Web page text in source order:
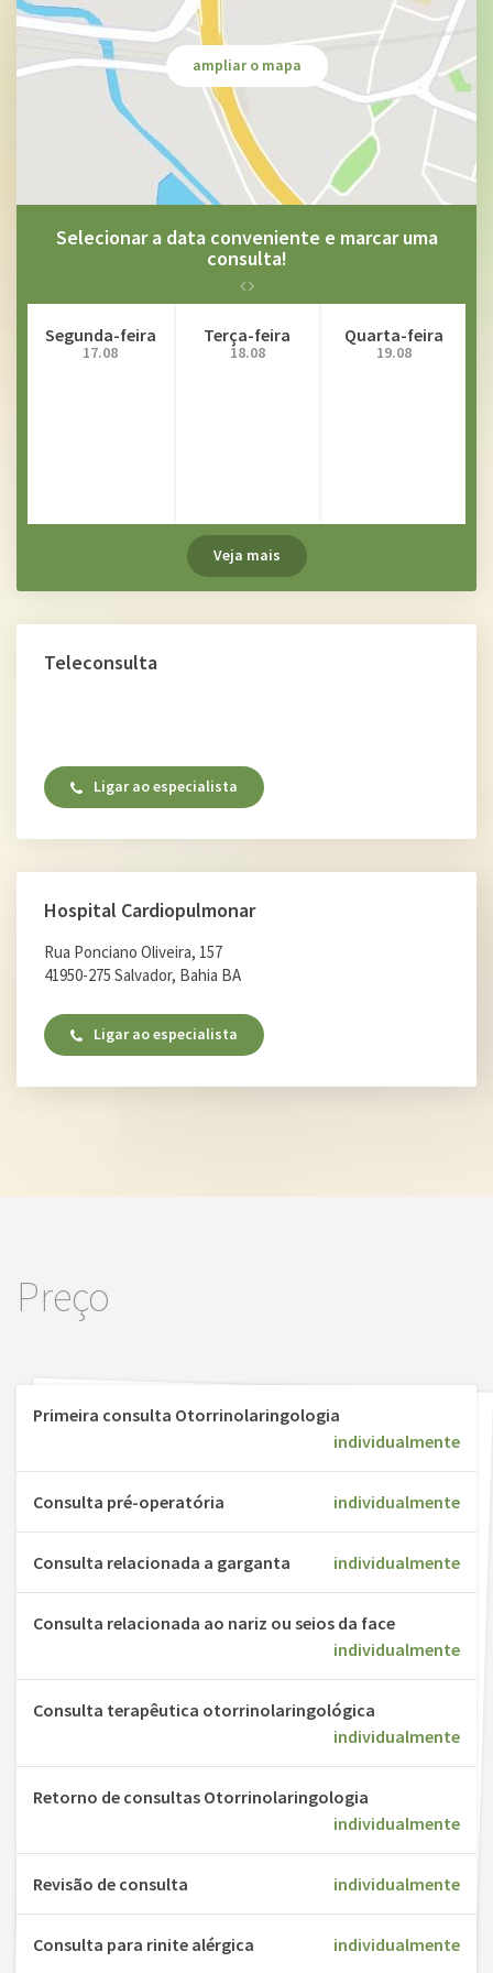
Disfonía
Distúrbios Da Voz
engasgos
Tosse
Colesteatoma Da Orelha Média
Distúrbios do olfato
hiposmia
ampliar o mapa
Selecionar a data conveniente e marcar uma
consulta!
Segunda-feira
17.08
Terça-feira
18.08
Quarta-feira
19.08
Veja mais
Teleconsulta
Ligar ao especialista
Hospital Cardiopulmonar
Rua Ponciano Oliveira, 157
41950-275 Salvador, Bahia BA
Ligar ao especialista
Preço
Primeira consulta Otorrinolaringologia
individualmente
Consulta pré-operatória individualmente
Consulta relacionada a garganta individualmente
Consulta relacionada ao nariz ou seios da face
individualmente
Consulta terapêutica otorrinolaringológica
individualmente
Retorno de consultas Otorrinolaringologia
individualmente
Revisão de consulta individualmente
Consulta para rinite alérgica individualmente